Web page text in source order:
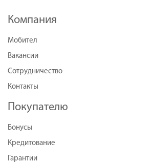
Компания
Мобител
Вакансии
Сотрудничество
Контакты
Покупателю
Бонусы
Кредитование
Гарантии